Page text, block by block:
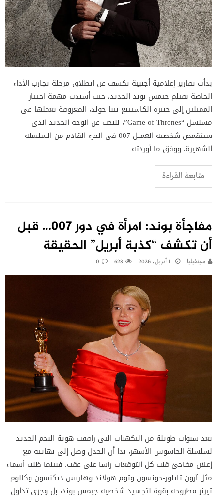
بدأت تقارير إعلامية أجنبية تكشف عن انطلاق مرحلة تجارب الأداء
الخاصة بفيلم جيمس بوند الجديد، حيث أسندت مهمة اختيار
الممثلين إلى خبيرة الكاستينغ نينا جولد، المعروفة بعملها في
مسلسل “Game of Thrones”، للبحث عن الوجه الجديد الذي
سيتقمص شخصية العميل 007 في الجزء القادم من السلسلة
الشهيرة. ووفق ما أوردته
متابعة القراءة
مفاجأة بوند: امرأة في دور 007… قبل
أن تكشف “كذبة أبريل” الحقيقة
سينفيليا 1 أبريل، 2026 623
0
بعد سنوات طويلة من التكهنات التي رافقت هوية النجم الجديد
لسلسلة الجاسوس الأشهر، بدا أن الجدل وصل إلى نهايته مع
إعلان مفاجئ قلب كل التوقعات رأسا على عقب. فبينما ظلت أسماء
مثل آرون تايلور-جونسون وتوم هولاند وهاريس ديكنسون وكالوم
تيرنر مطروحة بقوة لتجسيد شخصية جيمس بوند، بل وجرى تداول